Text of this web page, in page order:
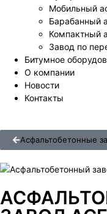
Мобильный
Барабанный
Компактный
Завод по
Битумное
О компании
Новости
Контакты
Асфальтобетонные